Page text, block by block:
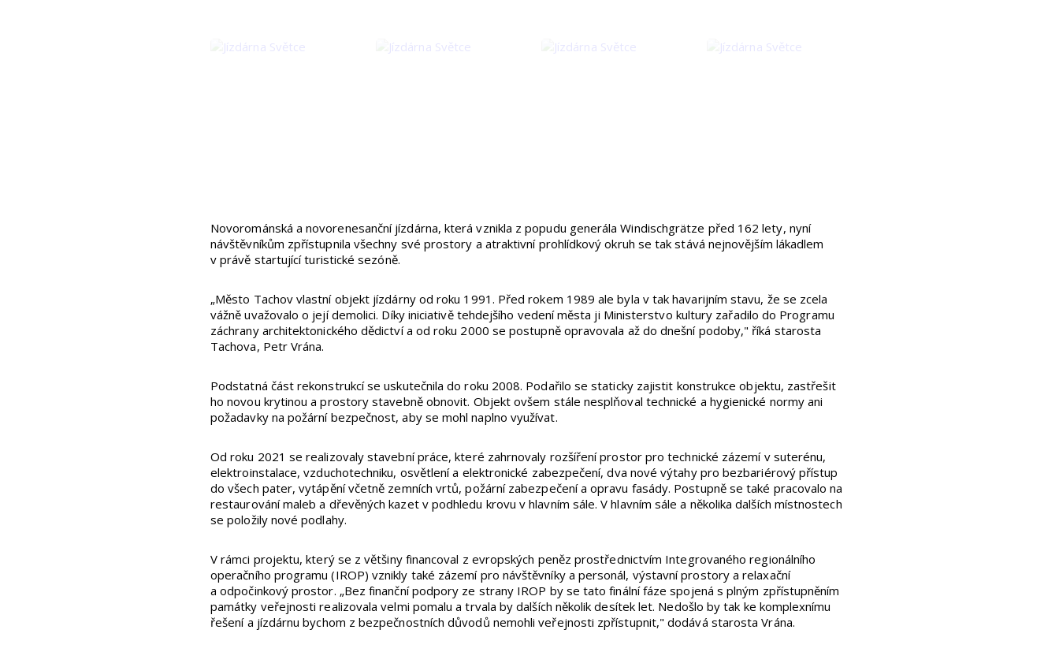
Novorománská a novorenesanční jízdárna, která vznikla z popudu generála Windischgrätze před 162 lety, nyní
návštěvníkům zpřístupnila všechny své prostory a atraktivní prohlídkový okruh se tak stává nejnovějším lákadlem
v právě startující turistické sezóně.
„Město Tachov vlastní objekt jízdárny od roku 1991. Před rokem 1989 ale byla v tak havarijním stavu, že se zcela
vážně uvažovalo o její demolici. Díky iniciativě tehdejšího vedení města ji Ministerstvo kultury zařadilo do Programu
záchrany architektonického dědictví a od roku 2000 se postupně opravovala až do dnešní podoby," říká starosta
Tachova, Petr Vrána.
Podstatná část rekonstrukcí se uskutečnila do roku 2008. Podařilo se staticky zajistit konstrukce objektu, zastřešit
ho novou krytinou a prostory stavebně obnovit. Objekt ovšem stále nesplňoval technické a hygienické normy ani
požadavky na požární bezpečnost, aby se mohl naplno využívat.
Od roku 2021 se realizovaly stavební práce, které zahrnovaly rozšíření prostor pro technické zázemí v suterénu,
elektroinstalace, vzduchotechniku, osvětlení a elektronické zabezpečení, dva nové výtahy pro bezbariérový přístup
do všech pater, vytápění včetně zemních vrtů, požární zabezpečení a opravu fasády. Postupně se také pracovalo na
restaurování maleb a dřevěných kazet v podhledu krovu v hlavním sále. V hlavním sále a několika dalších místnostech
se položily nové podlahy.
V rámci projektu, který se z většiny financoval z evropských peněz prostřednictvím Integrovaného regionálního
operačního programu (IROP) vznikly také zázemí pro návštěvníky a personál, výstavní prostory a relaxační
a odpočinkový prostor. „Bez finanční podpory ze strany IROP by se tato finální fáze spojená s plným zpřístupněním
památky veřejnosti realizovala velmi pomalu a trvala by dalších několik desítek let. Nedošlo by tak ke komplexnímu
řešení a jízdárnu bychom z bezpečnostních důvodů nemohli veřejnosti zpřístupnit," dodává starosta Vrána.